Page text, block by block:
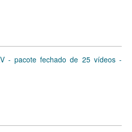
- pacote fechado de 25 vídeos -